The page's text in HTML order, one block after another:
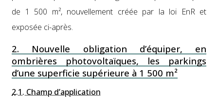
de 1 500 m², nou­velle­ment créée par la loi EnR et
exposée ci-après.
2. Nouvelle obligation d’équiper, en
ombrières photovoltaïques, les parkings
d’une superficie supérieure à 1 500 m²
2.1. Champ d’application